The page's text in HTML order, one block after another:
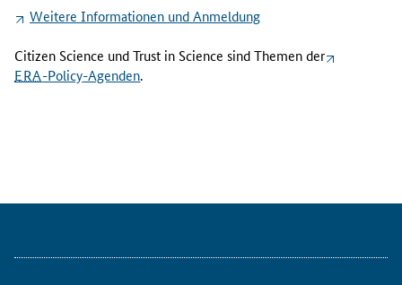
I
N
G
Weitere Informationen und Anmeldung
Citizen Science undTrust in Science sind Themen der
ERA-Policy-Agenden.